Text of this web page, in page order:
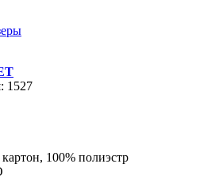
1527
100% полиэстр